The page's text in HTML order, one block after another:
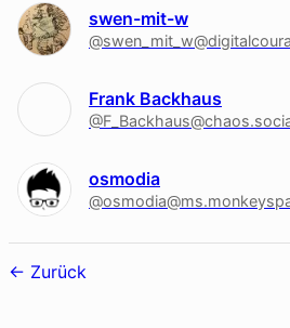
swen-mit-w
Frank Backhaus
osmodia
Follower-
Zurück